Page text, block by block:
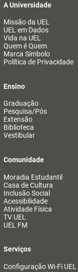
A Universidade
Missão da UEL
UEL em Dados
Vida na UEL
Quem é Quem
Marca Símbolo
Política de Privacidade
Ensino
Graduação
Pesquisa/Pós
Extensão
Biblioteca
Vestibular
Comunidade
Moradia Estudantil
Casa de Cultura
Inclusão Social
Acessibilidade
Atividade Física
TV UEL
UEL FM
Serviços
Configuração Wi-Fi UEL